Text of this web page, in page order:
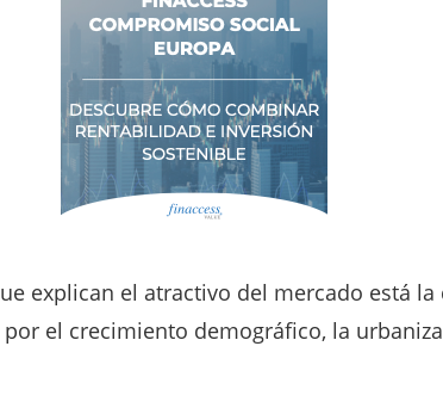
explican el atractivo del mercado está la
por el crecimiento demográfico, la